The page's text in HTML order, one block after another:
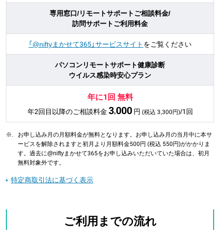
専用窓口/リモートサポートご相談料金/
訪問サポートご利用料金
「@niftyまかせて365」サービスサイト をご覧ください
パソコンリモートサポート健康診断
ウイルス感染時安心プラン
年に1回 無料
年2回目以降のご相談料金 3,000 円 (税込 3,300円)/1回
※. お申し込み月の月額料金が無料となります。お申し込み月の当月中に本サ
ービスを解除されますと初月より月額料金500円 (税込 550円)がかかりま
す。過去に@niftyまかせて365をお申し込みいただいていた場合は、初月
無料対象外です。
特定商取引法に基づく表示
ご利用までの流れ